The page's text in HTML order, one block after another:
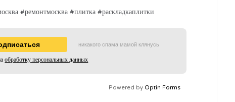
#ремонтмосква #плитка #раскладкаплитки
никакого спама мамой клянусь
обработку персональных данных
Powered by Optin Forms